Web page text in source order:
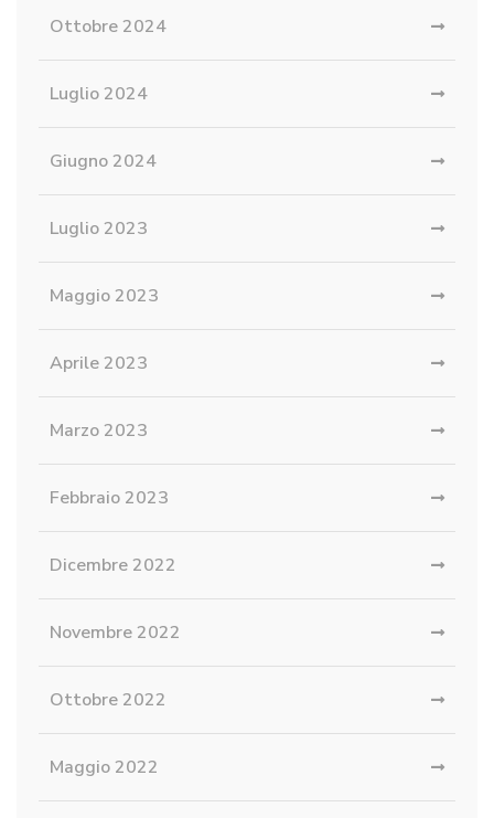
Ottobre 2024
Luglio 2024
Giugno 2024
Luglio 2023
Maggio 2023
Aprile 2023
Marzo 2023
Febbraio 2023
Dicembre 2022
Novembre 2022
Ottobre 2022
Maggio 2022